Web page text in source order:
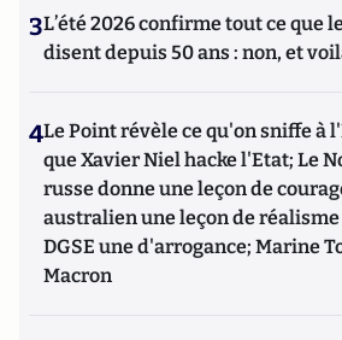
3L’été 2026 confirme tout ce que
disent depuis 50 ans : non, et
4Le Point révèle ce qu'on sniffe à
que Xavier Niel hacke l'Etat; Le
russe donne une leçon de
australien une leçon de réalisme
DGSE une d'arrogance; Marine
Macron